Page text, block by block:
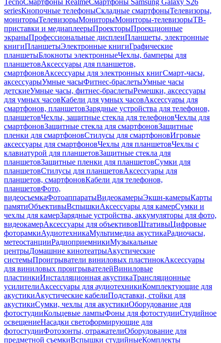
TecnoСмартфоны RealmeСмартфоны Samsung Galaxy S26
seriesКнопочные телефоныСкладные смартфоныТелевизоры,
мониторыТелевизорыМониторыМониторы-телевизорыТВ-
приставки и медиаплеерыПроекторыПроекционные
экраныПрофессиональные дисплеиПланшеты, электронные
книгиПланшетыЭлектронные книгиГрафические
планшетыБлокноты электронныеЧехлы, бамперы для
планшетовАксессуары для планшетов,
смартфоновАксессуары для электронных книгСмарт-часы,
аксессуарыУмные часыФитнес-браслетыУмные часы
детскиеУмные часы, фитнес-браслетыРемешки, аксессуары
для умных часовКабели для умных часовАксессуары для
смартфонов, планшетовЗарядные устройства для телефонов,
планшетовЧехлы, защитные стекла для телефоновЧехлы для
смартфоновЗащитные стекла для смартфоновЗащитные
пленки для смартфоновСтилусы для смартфоновИгровые
аксессуары для смартфоновЧехлы для планшетовЧехлы с
клавиатурой для планшетовЗащитные стекла для
планшетовЗащитные пленки для планшетовСумки для
планшетовСтилусы для планшетовАксессуары для
планшетов, смартфоновКабели для телефонов,
планшетовФото,
видеосъемкаФотоаппаратыВидеокамерыЭкшн-камерыКарты
памятиОбъективыВспышкиАксессуары для камерСумки и
чехлы для камерЗарядные устройства, аккумуляторы для фото,
видеокамерАксессуары для объективовШтативыЦифровые
фоторамкиАудиотехникаМультимедиа акустикаРадиочасы,
метеостанцииРадиоприемникиМузыкальные
центрыДомашние кинотеатрыАкустические
системыПроигрыватели виниловых пластинокАксессуары
для виниловых проигрывателейВиниловые
пластинкиИнсталляционная акустикаТрансляционные
усилителиАксессуары для аудиотехникиКомплектующие для
акустикиАкустические кабелиПодставки, стойки для
акустикиСумки, чехлы для акустикиОборудование для
фотостудииКольцевые лампыФоны для фотостудииСтудийное
освещениеНасадки светоформирующие для
фотостудииФотозонты, отражателиОборудование для
предметной съемкиВспышки студийныеКомплекты